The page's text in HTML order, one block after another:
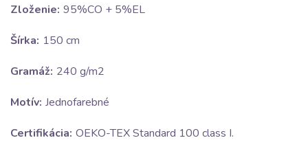
Zloženie: 95%CO + 5%EL
Šírka: 150 cm
Gramáž: 240 g/m2
Motív: Jednofarebné
Certifikácia: OEKO-TEX Standard 100 class I.